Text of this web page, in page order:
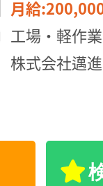
月給
工場・軽作業
株式会社邁